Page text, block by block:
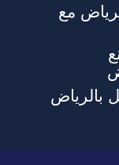
مع
بالرياض